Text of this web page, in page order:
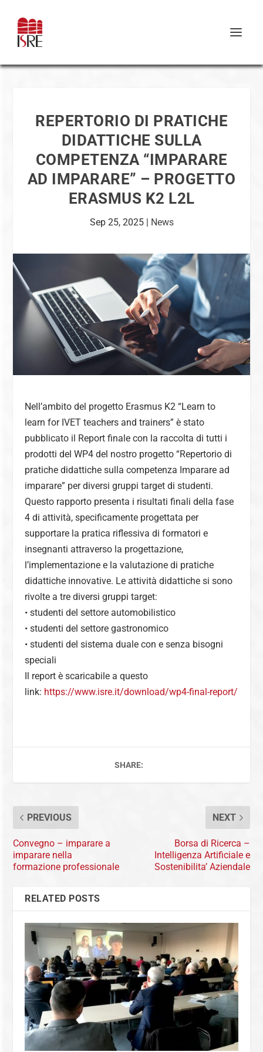
REPERTORIO DI PRATICHE
DIDATTICHE SULLA
COMPETENZA “IMPARARE
AD IMPARARE” – PROGETTO
ERASMUS K2 L2L
Sep 25, 2025| News
Nell’ambito del progetto Erasmus K2 “Learn to
learn for IVET teachers and trainers” è stato
pubblicato il Report finale con la raccolta di tutti i
prodotti del WP4 del nostro progetto “Repertorio di
pratiche didattiche sulla competenza Imparare ad
imparare” per diversi gruppi target di studenti.
Questo rapporto presenta i risultati finali della fase
4 di attività, specificamente progettata per
supportare la pratica riflessiva di formatori e
insegnanti attraverso la progettazione,
l’implementazione e la valutazione di pratiche
didattiche innovative. Le attività didattiche si sono
rivolte a tre diversi gruppi target:
• studenti del settore automobilistico
• studenti del settore gastronomico
• studenti del sistema duale con e senza bisogni
speciali
Il report è scaricabile a questo
link: https://www.isre.it/download/wp4-final-report/
SHARE:
PREVIOUS
Convegno – imparare a
imparare nella
formazione professionale
NEXT
Borsa di Ricerca –
Intelligenza Artificiale e
Sostenibilita’ Aziendale
RELATED POSTS